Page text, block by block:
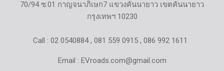
70/94 ซ.01 กาญจนาภิเษก7 แขวงคันนายาว เขตคันนายาว
กรุงเทพฯ 10230
Call : 02 0540884 , 081 559 0915 , 086 992 1611
Email : EVroads.com@gmail.com